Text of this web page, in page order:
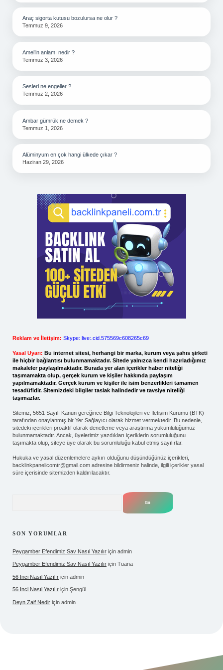
Araç sigorta kutusu bozulursa ne olur ?
Temmuz 9, 2026
Amel’in anlamı nedir ?
Temmuz 3, 2026
Sesleri ne engeller ?
Temmuz 2, 2026
Ambar gümrük ne demek ?
Temmuz 1, 2026
Alüminyum en çok hangi ülkede çıkar ?
Haziran 29, 2026
Reklam ve İletişim: Skype: live:.cid.575569c608265c69
Yasal Uyarı: Bu internet sitesi, herhangi bir marka, kurum veya şahıs şirketi
ile hiçbir bağlantısı bulunmamaktadır. Sitede yalnızca kendi hazırladığımız
makaleler paylaşılmaktadır. Burada yer alan içerikler haber niteliği
taşımamakta olup, gerçek kurum ve kişiler hakkında paylaşım
yapılmamaktadır. Gerçek kurum ve kişiler ile isim benzerlikleri tamamen
tesadüfidir. Sitemizdeki bilgiler taslak halindedir ve tavsiye niteliği
taşımazlar.
Sitemiz, 5651 Sayılı Kanun gereğince Bilgi Teknolojileri ve İletişim Kurumu (BTK)
tarafından onaylanmış bir Yer Sağlayıcı olarak hizmet vermektedir. Bu nedenle,
sitedeki içerikleri proaktif olarak denetleme veya araştırma yükümlülüğümüz
bulunmamaktadır. Ancak, üyelerimiz yazdıkları içeriklerin sorumluluğunu
taşımakta olup, siteye üye olarak bu sorumluluğu kabul etmiş sayılırlar.
Hukuka ve yasal düzenlemelere aykırı olduğunu düşündüğünüz içerikleri,
backlinkpanelicomtr@gmail.com adresine bildirmeniz halinde, ilgili içerikler yasal
süre içerisinde sitemizden kaldırılacaktır.
SON YORUMLAR
Peygamber Efendimiz Sav Nasıl Yazılır için admin
Peygamber Efendimiz Sav Nasıl Yazılır için Tuana
56 Inci Nasıl Yazılır için admin
56 Inci Nasıl Yazılır için Şengül
Deyn Zaif Nedir için admin